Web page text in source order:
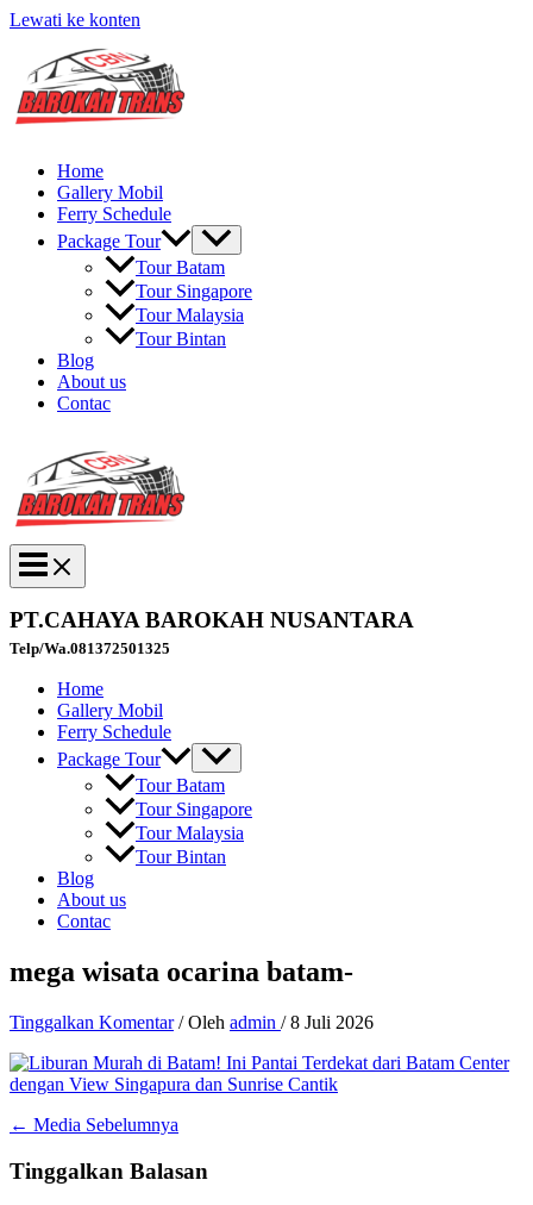
Lewati ke konten
Home
Gallery Mobil
Ferry Schedule
Package Tour
Tour Batam
Tour Singapore
Tour Malaysia
Tour Bintan
Blog
About us
Contac
PT.CAHAYA BAROKAH NUSANTARA
Telp/Wa.081372501325
Home
Gallery Mobil
Ferry Schedule
Package Tour
Tour Batam
Tour Singapore
Tour Malaysia
Tour Bintan
Blog
About us
Contac
mega wisata ocarina batam-
Tinggalkan Komentar / Oleh admin /8 Juli 2026
← Media Sebelumnya
Tinggalkan Balasan